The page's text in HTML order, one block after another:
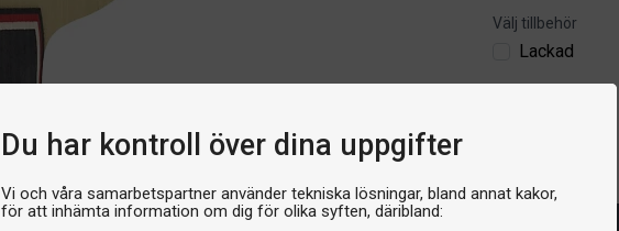
Du har kontroll över dina uppgifter
Vi och våra samarbetspartner använder tekniska lösningar, bland annat kakor,
för att inhämta information om dig för olika syften, däribland:
Välj tillbehör
Lackad